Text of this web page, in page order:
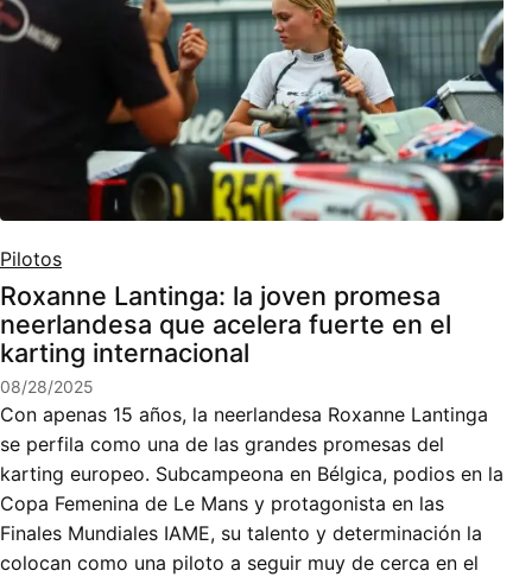
Pilotos
Roxanne Lantinga: la joven promesa
neerlandesa que acelera fuerte en el
karting internacional
08/28/2025
Con apenas 15 años, la neerlandesa Roxanne Lantinga
se perfila como una de las grandes promesas del
karting europeo. Subcampeona en Bélgica, podios en la
Copa Femenina de Le Mans y protagonista en las
Finales Mundiales IAME, su talento y determinación la
colocan como una piloto a seguir muy de cerca en el